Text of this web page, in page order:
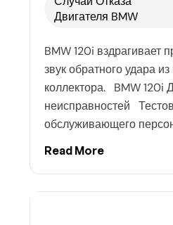
Двигателя BMW
BMW 120i вздрагивает
звук обратного удара из
коллектора. BMW 120i
неисправностей
обслуживающего
Read More